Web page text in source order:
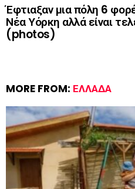
Έφτιαξαν μια πόλη 6
Νέα Υόρκη αλλά είναι
(photos)
MORE FROM: ΕΛΛΆΔΑ